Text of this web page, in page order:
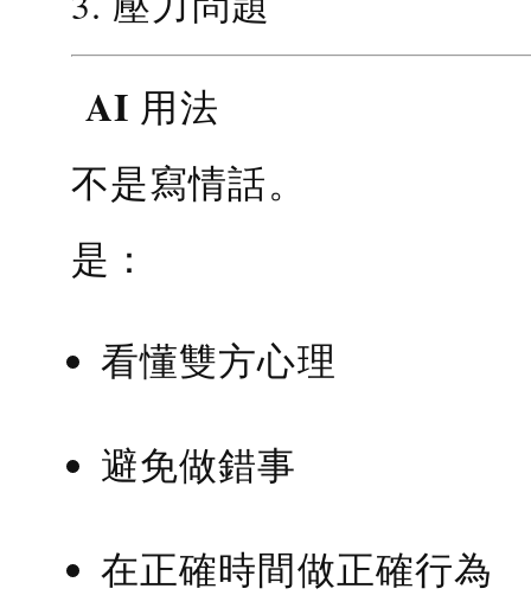
AI 用法
不是寫情話。
是：
看懂雙方心理
避免做錯事
在正確時間做正確行為